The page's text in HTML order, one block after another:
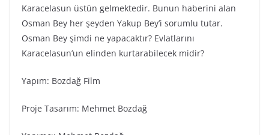
Karacelasun üstün gelmektedir. Bunun haberini alan
Osman Bey her şeyden Yakup Bey’i sorumlu tutar.
Osman Bey şimdi ne yapacaktır? Evlatlarını
Karacelasun’un elinden kurtarabilecek midir?
Yapım: Bozdağ Fi̇lm
Proje Tasarım: Mehmet Bozdağ